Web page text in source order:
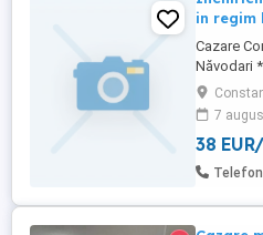
in regim
Cazare
Năvodari
in
dispozitie
Mamaia
cu Pește,
Pizza,
7
38